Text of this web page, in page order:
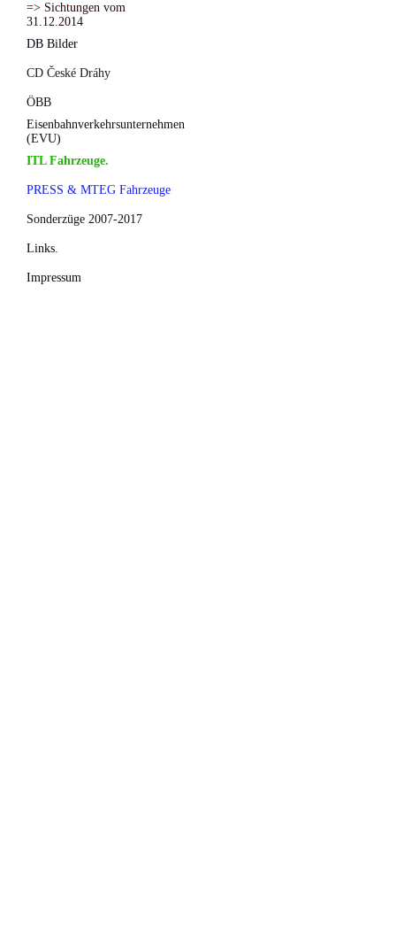
=> Sichtungen vom
31.12.2014
DB Bilder
CD České Dráhy
ÖBB
Eisenbahnverkehrsunternehmen
(EVU)
ITL Fahrzeuge.
PRESS & MTEG Fahrzeuge
Sonderzüge 2007-2017
Links.
Impressum